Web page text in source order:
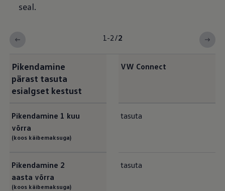
seal.
1-2/2
Pikendamine
pärast tasuta
esialgset kestust
VW Connect
Pikendamine 1 kuu
võrra
(koos käibemaksuga)
tasuta
Pikendamine 2
aasta võrra
(koos käibemaksuga)
tasuta